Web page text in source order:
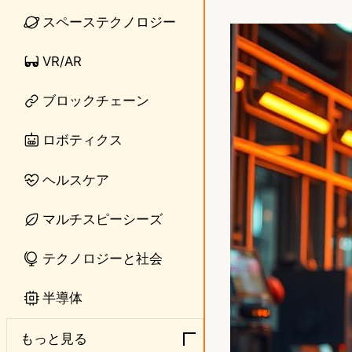
スペーステクノロジー
VR/AR
ブロックチェーン
ロボティクス
ヘルスケア
マルチスピーシーズ
テクノロジーと社会
半導体
もっと見る
n
e
s
o
d
o
n